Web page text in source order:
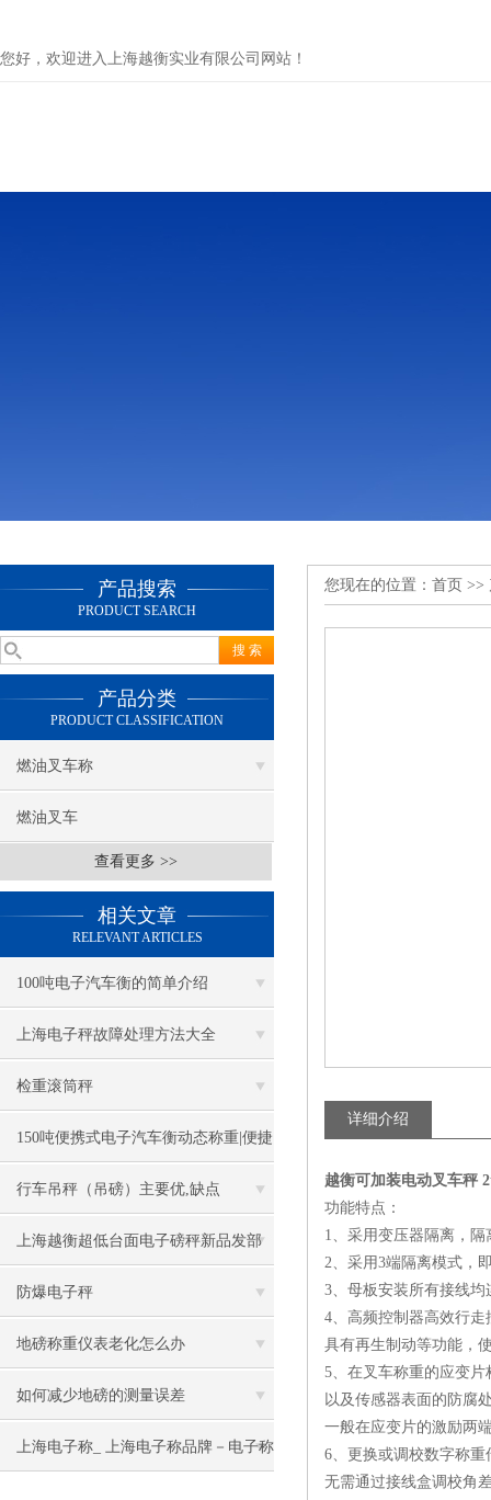
您好，欢迎进入上海越衡实业有限公司网站！
产品搜索
PRODUCT SEARCH
产品分类
PRODUCT CLASSIFICATION
燃油叉车称
燃油叉车
查看更多 >>
相关文章
RELEVANT ARTICLES
100吨电子汽车衡的简单介绍
上海电子秤故障处理方法大全
检重滚筒秤
150吨便携式电子汽车衡动态称重|便捷
式汽车衡动态介绍
行车吊秤（吊磅）主要优,缺点
上海越衡超低台面电子磅秤新品发部
防爆电子秤
地磅称重仪表老化怎么办
如何减少地磅的测量误差
上海电子称_ 上海电子称品牌－电子称
您现在的位置： 首页 >>
详细介绍
越衡可加装电动叉车秤
功能特点：
1、采用变压器隔离，
2、采用3端隔离模式，
3、母板安装所有接线
4、高频控制器高效行
具有再生制动等功能，
5、在叉车称重的应变
以及传感器表面的防腐
一般在应变片的激励两
6、更换或调校数字称
无需通过接线盒调校角